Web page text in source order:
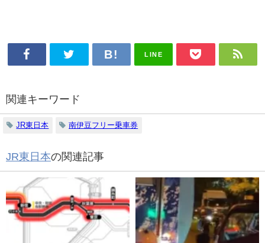
LINE
関連キーワード
JR東日本 南伊豆フリー乗車券
JR東日本の関連記事